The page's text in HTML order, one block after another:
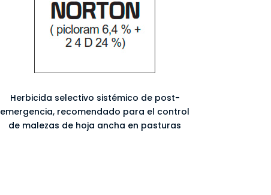
Herbicida selectivo sistémico de post-
emergencia, recomendado para el control
de malezas de hoja ancha en pasturas